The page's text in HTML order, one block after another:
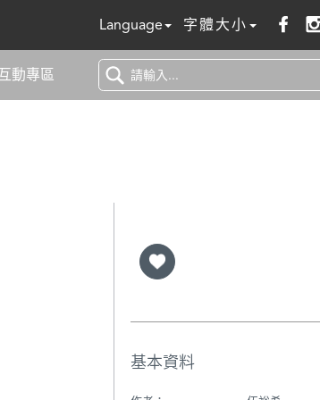
Language 字體大小
動專區
基本資料